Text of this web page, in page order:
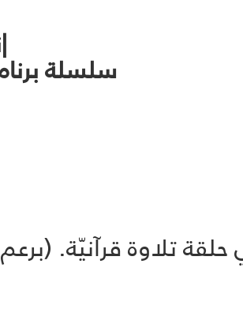
سلسلة
قرآنيّة. (برعم 28، برعمة 29).